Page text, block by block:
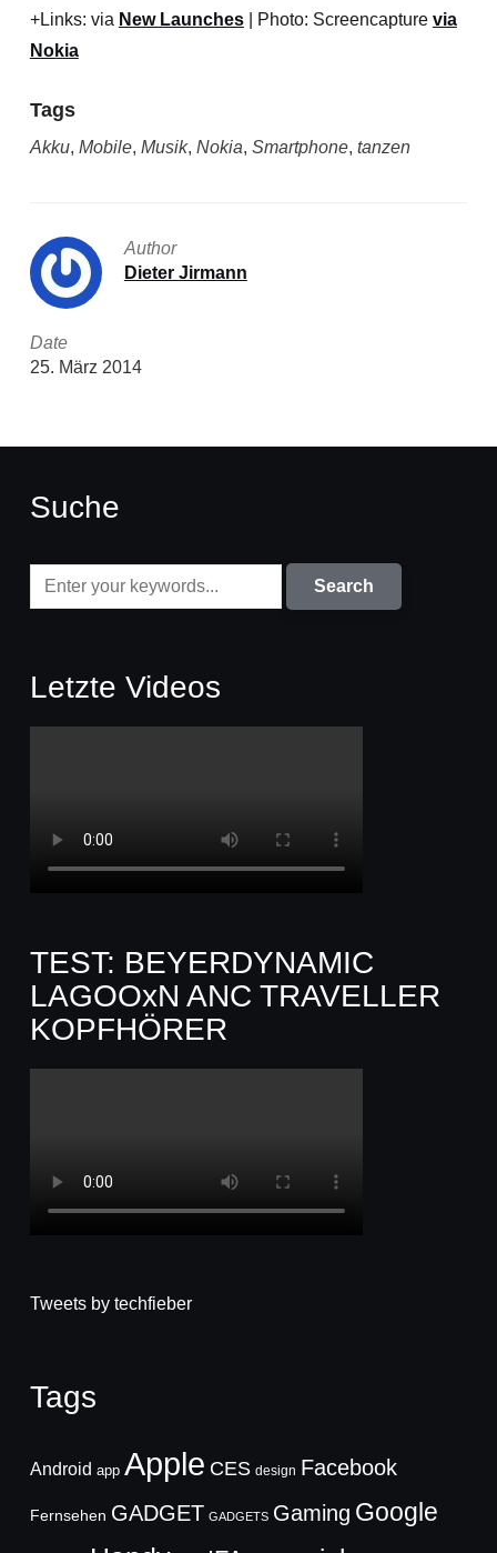
+Links: via New Launches| Photo: Screencapture via
Nokia
Tags
Akku, Mobile, Musik, Nokia, Smartphone, tanzen
Author
Dieter Jirmann
Date
25. März 2014
Suche
Letzte Videos
TEST: BEYERDYNAMIC
LAGOOxN ANC TRAVELLER
KOPFHÖRER
Tweets by techfieber
Tags
Android app Apple CES design Facebook
Fernsehen GADGET GADGETS Gaming Google